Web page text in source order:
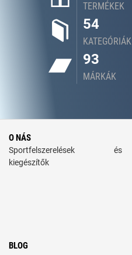
TERMÉKEK
54
KATEGÓRIÁK
93
MÁRKÁK
O NÁS
Sportfelszerelések és
kiegészítők
BLOG